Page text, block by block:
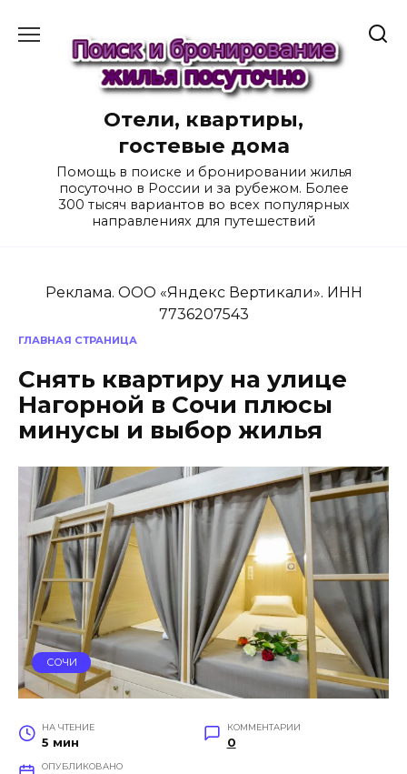
содержанию
Отели, квартиры,
гостевые дома
Помощь в поиске и бронировании жилья
посуточно в России и за рубежом. Более
300 тысяч вариантов во всех популярных
направлениях для путешествий
Реклама. ООО «Яндекс Вертикали». ИНН
7736207543
ГЛАВНАЯ СТРАНИЦА
Снять квартиру на улице
Нагорной в Сочи плюсы
минусы и выбор жилья
СОЧИ
НА ЧТЕНИЕ
5 мин
КОММЕНТАРИИ
0
ОПУБЛИКОВАНО